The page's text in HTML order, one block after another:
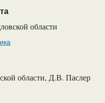
области
области, Д.В. Паслер